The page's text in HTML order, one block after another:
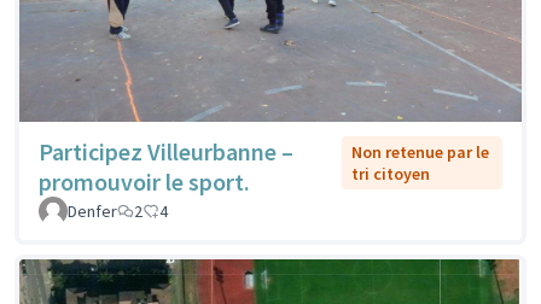
Participez Villeurbanne –
promouvoir le sport.
Non retenue par le
tri citoyen
Denfer
2 4